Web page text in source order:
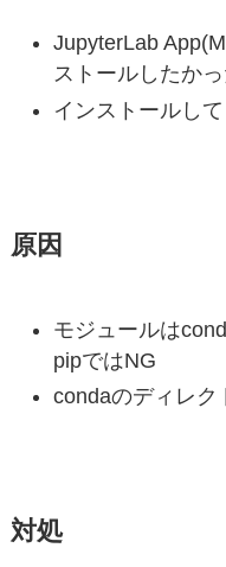
JupyterLab
ストールしたか
インストールし
原因
モジュールは
pipではNG
condaのディレク
対処